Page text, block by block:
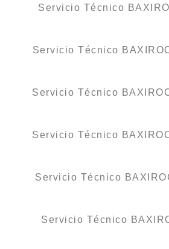
Servicio Técnico
Servicio Técnico
Servicio Técnico
Servicio Técnico
Servicio Técnico
Servicio Técnico